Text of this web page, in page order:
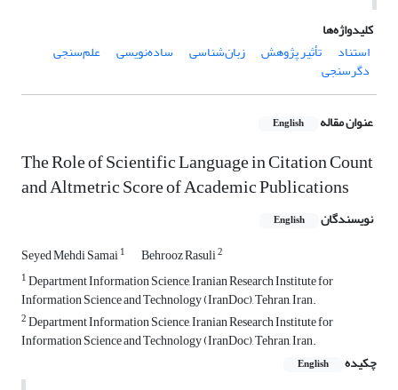
کلیدواژه‌ها
استناد
تأثیر پژوهش زبان‌شناسی ساده‌نویسی علم‌سنجی
دگرسنجی
عنوان مقاله English
The Role of Scientific Language in Citation Count
and Altmetric Score of Academic Publications
نویسندگان English
Seyed Mehdi Samai1 Behrooz Rasuli2
1Department Information Science, Iranian Research Institute for
Information Science and Technology (IranDoc), Tehran, Iran.
2Department Information Science, Iranian Research Institute for
Information Science and Technology (IranDoc), Tehran, Iran.
چکیده
English